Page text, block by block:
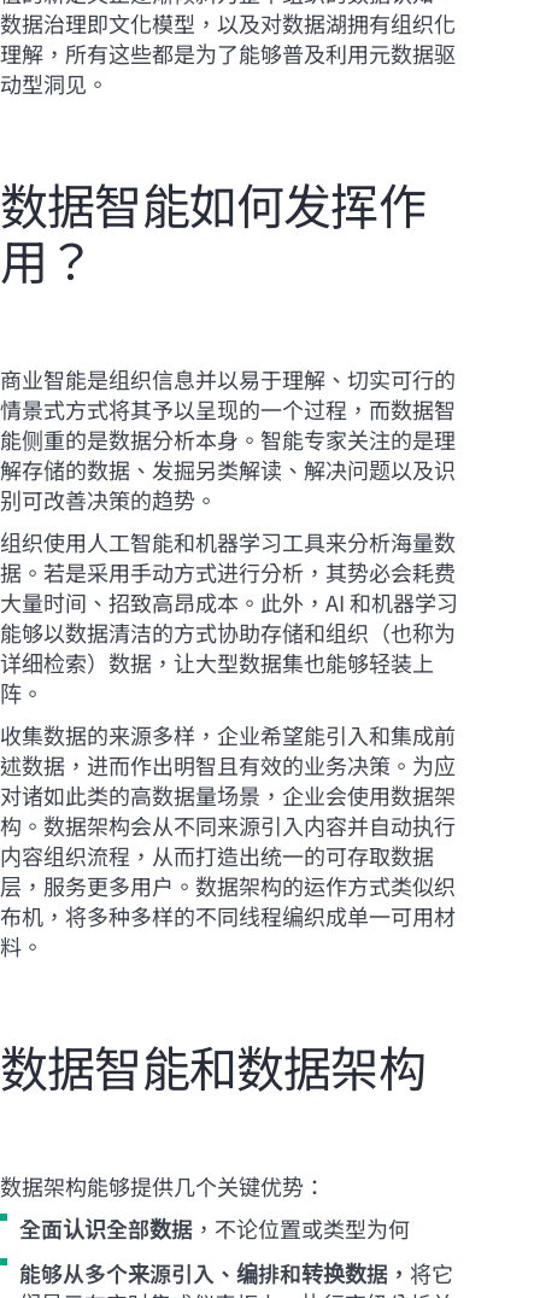
数据治理即文化模型，以及对数据湖拥有组织化
理解，所有这些都是为了能够普及利用元数据驱
动型洞见。
数据智能如何发挥作
用？
商业智能是组织信息并以易于理解、切实可行的
情景式方式将其予以呈现的一个过程，而数据智
能侧重的是数据分析本身。智能专家关注的是理
解存储的数据、发掘另类解读、解决问题以及识
别可改善决策的趋势。
组织使用人工智能和机器学习工具来分析海量数
据。若是采用手动方式进行分析，其势必会耗费
大量时间、招致高昂成本。此外，AI 和机器学习
能够以数据清洁的方式协助存储和组织（也称为
详细检索）数据，让大型数据集也能够轻装上
阵。
收集数据的来源多样，企业希望能引入和集成前
述数据，进而作出明智且有效的业务决策。为应
对诸如此类的高数据量场景，企业会使用数据架
构。数据架构会从不同来源引入内容并自动执行
内容组织流程，从而打造出统一的可存取数据
层，服务更多用户。数据架构的运作方式类似织
布机，将多种多样的不同线程编织成单一可用材
料。
数据智能和数据架构
数据架构能够提供几个关键优势：
全面认识全部数据 ，不论位置或类型为何
能够从多个来源引入、编排和转换数据， 将它